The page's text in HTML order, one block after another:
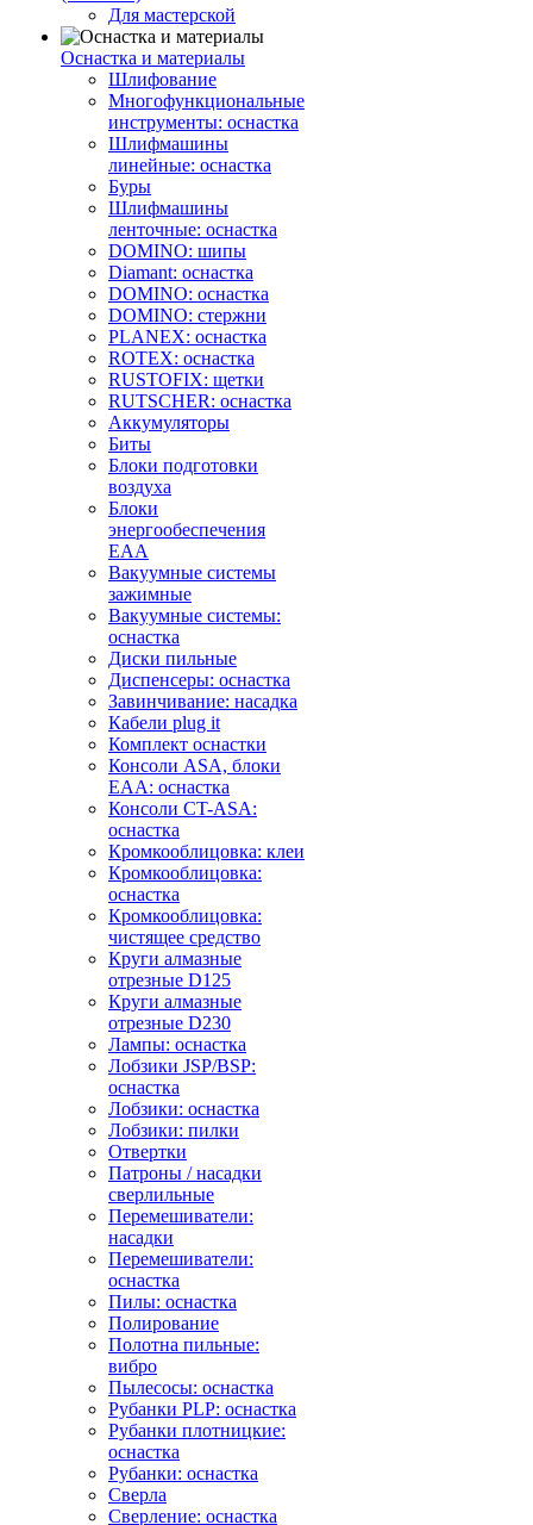
Для мастерской
Оснастка и материалы
Шлифование
Многофункциональные
инструменты: оснастка
Шлифмашины
линейные: оснастка
Буры
Шлифмашины
ленточные: оснастка
DOMINO: шипы
Diamant: оснастка
DOMINO: оснастка
DOMINO: стержни
PLANEX: оснастка
ROTEX: оснастка
RUSTOFIX: щетки
RUTSCHER: оснастка
Аккумуляторы
Биты
Блоки подготовки
воздуха
Блоки
энергообеспечения
EAA
Вакуумные системы
зажимные
Вакуумные системы:
оснастка
Диски пильные
Диспенсеры: оснастка
Завинчивание: насадка
Кабели plug it
Комплект оснастки
Консоли ASA, блоки
EAA: оснастка
Консоли CT-ASA:
оснастка
Кромкооблицовка: клеи
Кромкооблицовка:
оснастка
Кромкооблицовка:
чистящее средство
Круги алмазные
отрезные D125
Круги алмазные
отрезные D230
Лампы: оснастка
Лобзики JSP/BSP:
оснастка
Лобзики: оснастка
Лобзики: пилки
Отвертки
Патроны / насадки
сверлильные
Перемешиватели:
насадки
Перемешиватели:
оснастка
Пилы: оснастка
Полирование
Полотна пильные:
вибро
Пылесосы: оснастка
Рубанки PLP: оснастка
Рубанки плотницкие:
оснастка
Рубанки: оснастка
Сверла
Сверление: оснастка